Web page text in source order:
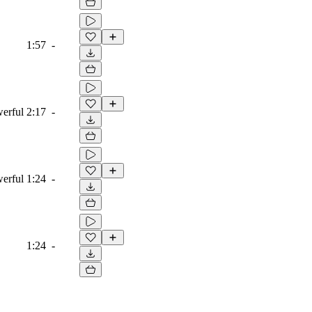
1:57 -
2:17 -
1:24 -
1:24 -